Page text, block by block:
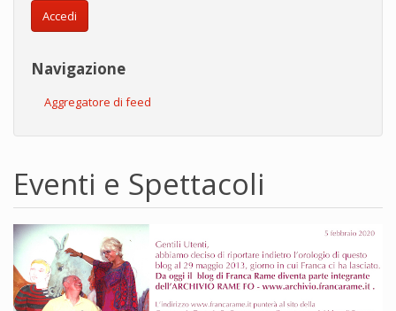
Accedi
Navigazione
Aggregatore di feed
Eventi e Spettacoli